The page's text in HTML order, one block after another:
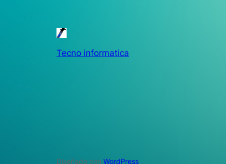
Tecno informatica
Diseñado con WordPress